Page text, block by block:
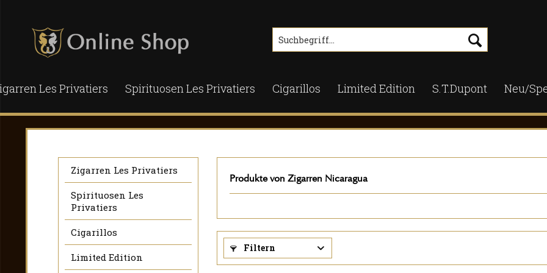
Les Privatiers Spirituosen Les Privatiers Cigarillos Limited Edition S.T.Dupont Neu/
Zigarren Les Privatiers
Spirituosen Les
Privatiers
Cigarillos
Limited Edition
Produkte von Zigarren Nicaragua
Filtern